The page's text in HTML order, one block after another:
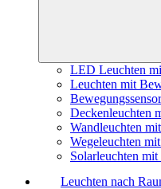
LED Leuchten
Leuchten mit
Deckenleuchten
Wandleuchten
Wegeleuchten
Solarleuchten mit
Leuchten nach